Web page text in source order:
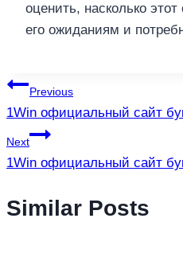
оценить, насколько этот
его ожиданиям и
แนะแนว
เรื่อง
Previous
1Win официальный сайт
Next
1Win официальный сайт
Similar Posts